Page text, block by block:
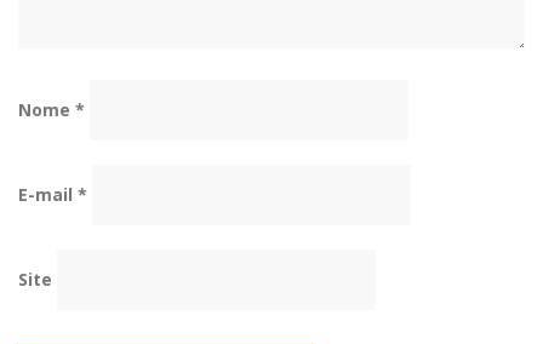
Nome *
E-mail *
Site